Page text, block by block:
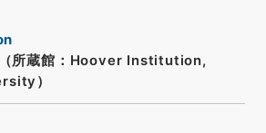
所蔵館：Hoover Institution,
）